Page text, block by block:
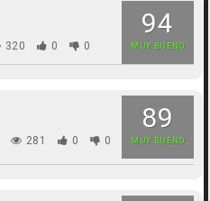
94
MUY BUENO
320 0 0
89
MUY BUENO
281 0 0